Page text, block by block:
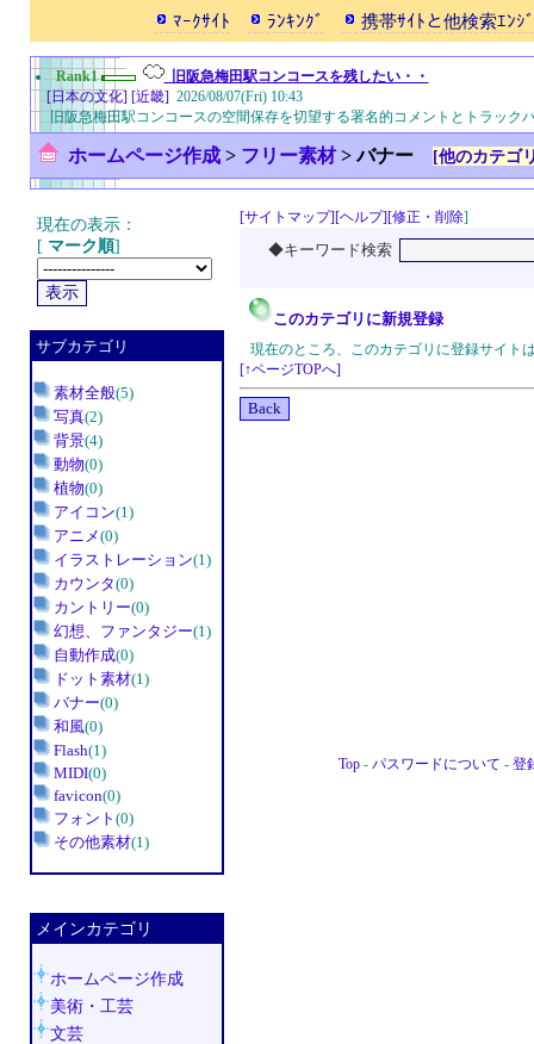
ﾏｰｸｻｲﾄ ﾗﾝｷﾝｸﾞ 携帯ｻｲﾄと他検索ｴﾝｼ
Rank1
旧阪急梅田駅コンコースを残したい・・
[日本の文化] [近畿] 2026/08/07(Fri) 10:43
旧阪急梅田駅コンコースの空間保存を切望する署名的コメントとトラッ
ホームページ作成> フリー素材>バナー [他のカテゴ
現在の表示：
[ マーク順]
サブカテゴリ
素材全般(5)
写真(2)
背景(4)
動物(0)
植物(0)
アイコン(1)
アニメ(0)
イラストレーション(1)
カウンタ(0)
カントリー(0)
幻想、ファンタジー(1)
自動作成(0)
ドット素材(1)
バナー(0)
和風(0)
Flash(1)
MIDI(0)
favicon(0)
フォント (0)
その他素材(1)
メインカテゴリ
ホームページ作成
美術・工芸
文芸
[サイトマップ][ヘルプ][修正・削除]
◆キーワード検索
このカテゴリに新規登録
現在のところ、このカテゴリに登録サイト
[↑ページTOPへ]
Top- パスワードについて - 登